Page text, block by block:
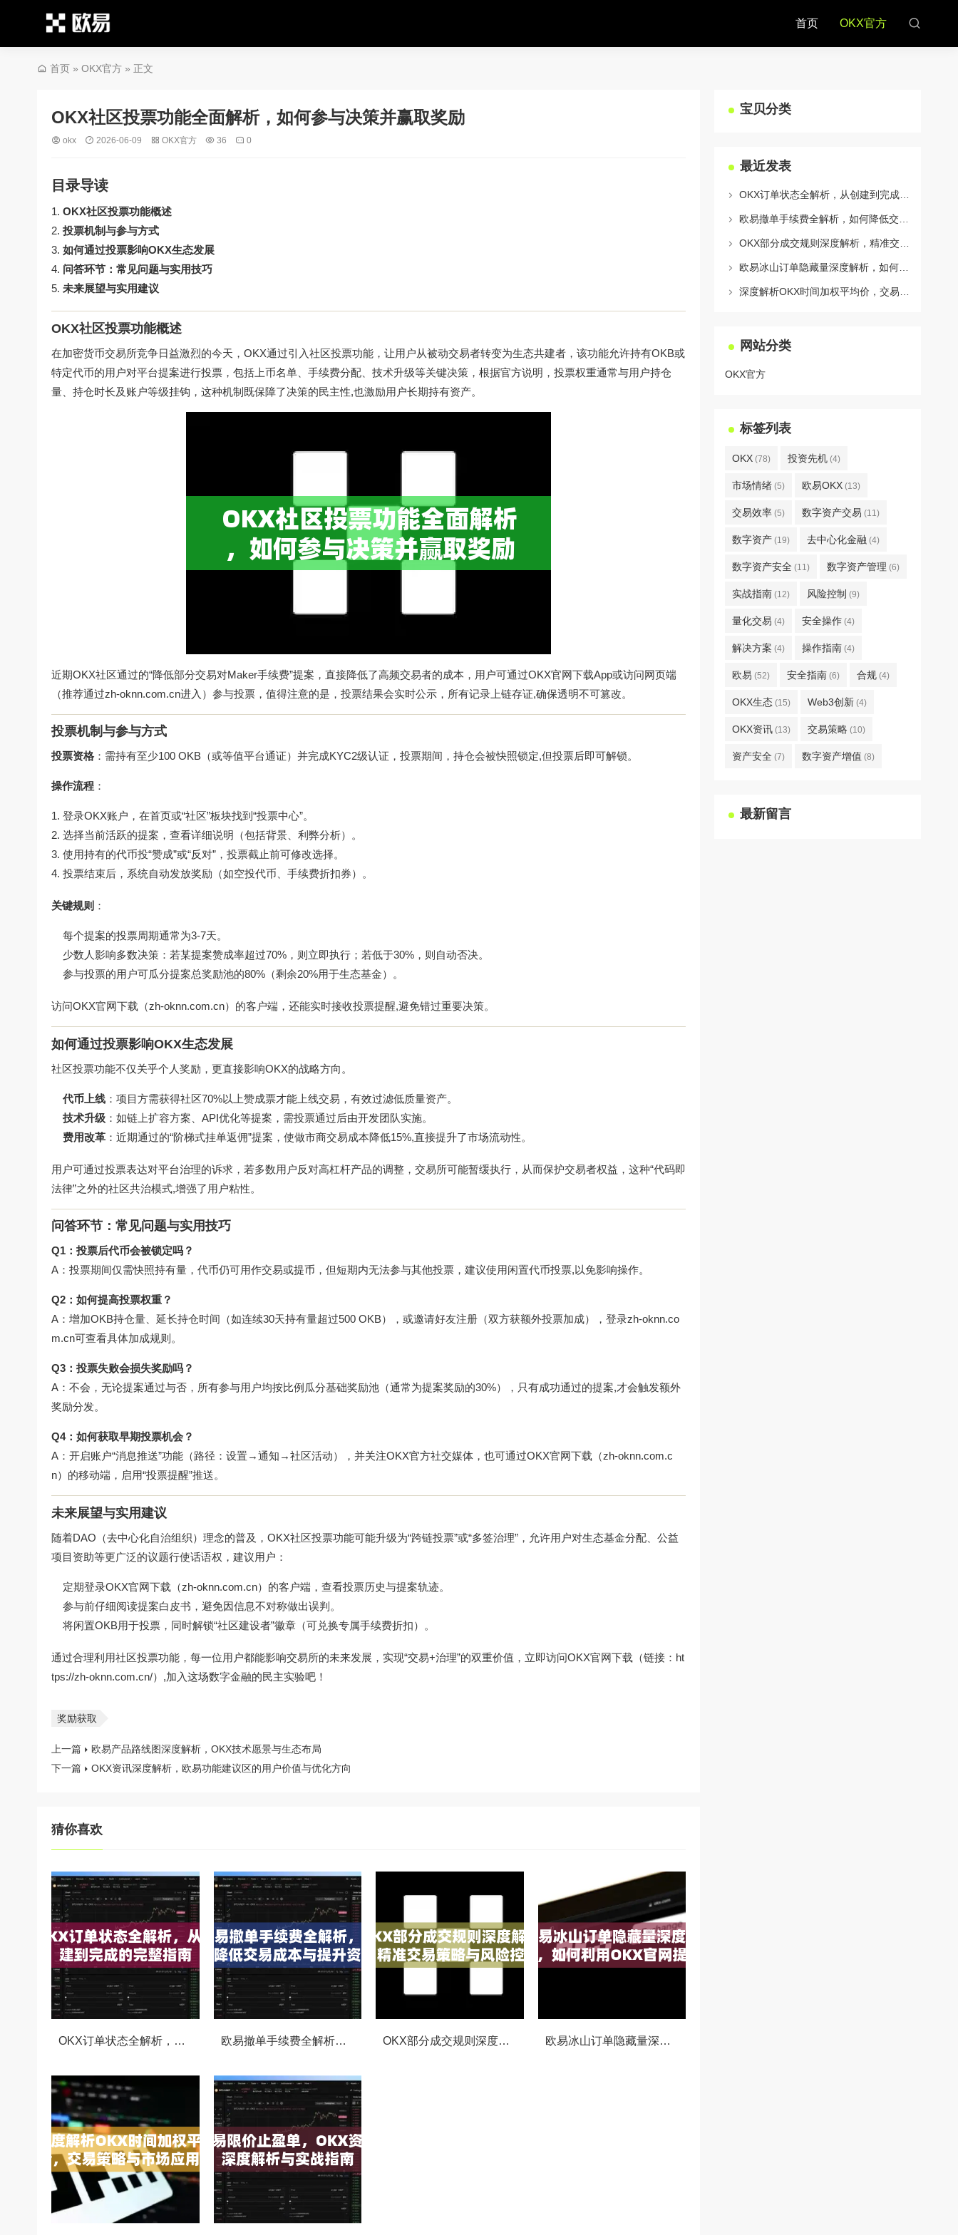
首页 OKX官方
首页 » OKX官方 » 正文
OKX社区投票功能全面解析，如何参与决策并赢取奖励
okx 2026-06-09 OKX官方 36 0
目录导读
OKX社区投票功能概述
投票机制与参与方式
如何通过投票影响OKX生态发展
问答环节：常见问题与实用技巧
未来展望与实用建议
OKX社区投票功能概述
在加密货币交易所竞争日益激烈的今天，OKX通过引入社区投票功能，让用户从被动交易者转变为生态共建者，该功能允许持有OKB或
特定代币的用户对平台提案进行投票，包括上币名单、手续费分配、技术升级等关键决策，根据官方说明，投票权重通常与用户持仓
量、持仓时长及账户等级挂钩，这种机制既保障了决策的民主性,也激励用户长期持有资产。
近期OKX社区通过的“降低部分交易对Maker手续费”提案，直接降低了高频交易者的成本，用户可通过OKX官网下载App或访问网页端
（推荐通过zh-oknn.com.cn进入）参与投票，值得注意的是，投票结果会实时公示，所有记录上链存证,确保透明不可篡改。
投票机制与参与方式
投票资格 ：需持有至少100 OKB（或等值平台通证）并完成KYC2级认证，投票期间，持仓会被快照锁定,但投票后即可解锁。
操作流程 ：
登录OKX账户，在首页或“社区”板块找到“投票中心”。
选择当前活跃的提案，查看详细说明（包括背景、利弊分析）。
使用持有的代币投“赞成”或“反对”，投票截止前可修改选择。
投票结束后，系统自动发放奖励（如空投代币、手续费折扣券）。
关键规则 ：
每个提案的投票周期通常为3-7天。
少数人影响多数决策：若某提案赞成率超过70%，则立即执行；若低于30%，则自动否决。
参与投票的用户可瓜分提案总奖励池的80%（剩余20%用于生态基金）。
访问OKX官网下载（zh-oknn.com.cn）的客户端，还能实时接收投票提醒,避免错过重要决策。
如何通过投票影响OKX生态发展
社区投票功能不仅关乎个人奖励，更直接影响OKX的战略方向。
代币上线 ：项目方需获得社区70%以上赞成票才能上线交易，有效过滤低质量资产。
技术升级 ：如链上扩容方案、API优化等提案，需投票通过后由开发团队实施。
费用改革 ：近期通过的“阶梯式挂单返佣”提案，使做市商交易成本降低15%,直接提升了市场流动性。
用户可通过投票表达对平台治理的诉求，若多数用户反对高杠杆产品的调整，交易所可能暂缓执行，从而保护交易者权益，这种“代码即
法律”之外的社区共治模式,增强了用户粘性。
问答环节：常见问题与实用技巧
Q1：投票后代币会被锁定吗？
A：投票期间仅需快照持有量，代币仍可用作交易或提币，但短期内无法参与其他投票，建议使用闲置代币投票,以免影响操作。
Q2：如何提高投票权重？
A：增加OKB持仓量、延长持仓时间（如连续30天持有量超过500 OKB），或邀请好友注册（双方获额外投票加成），登录zh-oknn.co
m.cn可查看具体加成规则。
Q3：投票失败会损失奖励吗？
A：不会，无论提案通过与否，所有参与用户均按比例瓜分基础奖励池（通常为提案奖励的30%），只有成功通过的提案,才会触发额外
奖励分发。
Q4：如何获取早期投票机会？
A：开启账户“消息推送”功能（路径：设置→通知→社区活动），并关注OKX官方社交媒体，也可通过OKX官网下载（zh-oknn.com.c
n）的移动端，启用“投票提醒”推送。
未来展望与实用建议
随着DAO（去中心化自治组织）理念的普及，OKX社区投票功能可能升级为“跨链投票”或“多签治理”，允许用户对生态基金分配、公益
项目资助等更广泛的议题行使话语权，建议用户：
定期登录OKX官网下载（zh-oknn.com.cn）的客户端，查看投票历史与提案轨迹。
参与前仔细阅读提案白皮书，避免因信息不对称做出误判。
将闲置OKB用于投票，同时解锁“社区建设者”徽章（可兑换专属手续费折扣）。
通过合理利用社区投票功能，每一位用户都能影响交易所的未来发展，实现“交易+治理”的双重价值，立即访问OKX官网下载（链接：ht
tps://zh-oknn.com.cn/）,加入这场数字金融的民主实验吧！
奖励获取
上一篇
欧易产品路线图深度解析，OKX技术愿景与生态布局
下一篇
OKX资讯深度解析，欧易功能建议区的用户价值与优化方向
猜你喜欢
OKX订单状态全解析，从创建到完成的完整指南 欧易撤单手续费全解析，如何降低交易成本与提升资金效率 OKX部分成交规则深度解析，精准交易策略与风险控制全攻略 欧易冰山订单隐藏量深度解析，如何利用OKX官网提升交易策略
宝贝分类
最近发表
网站分类
OKX官方
标签列表
OKX (78) 投资先机 (4)
市场情绪 (5) 欧易OKX (13)
交易效率 (5) 数字资产交易 (11)
数字资产 (19) 去中心化金融 (4)
数字资产安全 (11) 数字资产管理 (6)
实战指南 (12) 风险控制 (9)
量化交易 (4) 安全操作 (4)
解决方案 (4) 操作指南 (4)
欧易 (52) 安全指南 (6) 合规 (4)
OKX生态 (15) Web3创新 (4)
OKX资讯 (13) 交易策略 (10)
资产安全 (7) 数字资产增值 (8)
最新留言